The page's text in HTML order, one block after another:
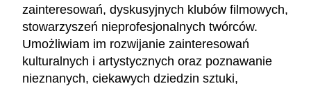
zainteresowań, dyskusyjnych klubów filmowych,
stowarzyszeń nieprofesjonalnych twórców.
Umożliwiam im rozwijanie zainteresowań
kulturalnych i artystycznych oraz poznawanie
nieznanych, ciekawych dziedzin sztuki,